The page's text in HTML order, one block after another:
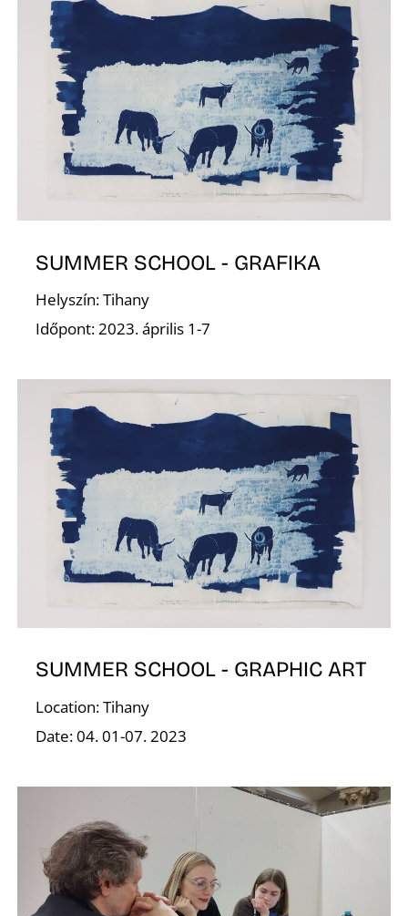
SUMMER SCHOOL - GRAFIKA
Helyszín: Tihany
Időpont: 2023. április 1-7
SUMMER SCHOOL - GRAPHIC ART
Location: Tihany
Date: 04. 01-07. 2023